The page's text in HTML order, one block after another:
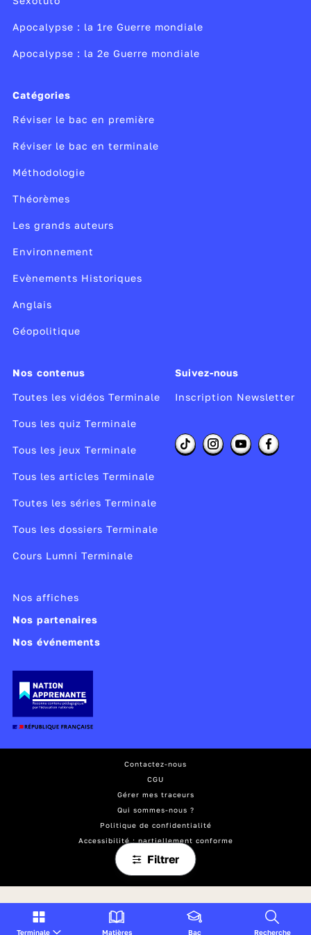
Terminale Matières Bac Recherche
Filtrer
Apocalypse : la 1re Guerre mondiale
Apocalypse : la 2e Guerre mondiale
Catégories
Réviser le bac en première
Réviser le bac en terminale
Méthodologie
Théorèmes
Les grands auteurs
Environnement
Evènements Historiques
Anglais
Géopolitique
Nos contenus
Toutes les vidéos Terminale
Tous les quiz Terminale
Tous les jeux Terminale
Tous les articles Terminale
Toutes les séries Terminale
Tous les dossiers Terminale
Cours Lumni Terminale
Suivez-nous
Inscription Newsletter
Nos affiches
Nos partenaires
Nos événements
Contactez-nous
CGU
Gérer mes traceurs
Qui sommes-nous ?
Politique de confidentialité
Accessibilité : partiellement conforme
Mentions légales